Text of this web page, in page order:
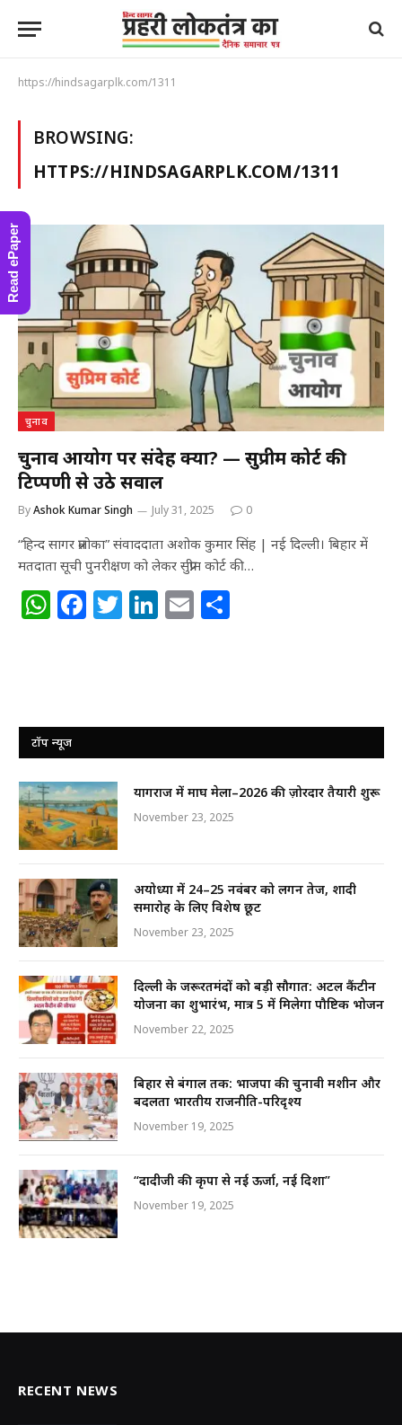
https://hindsagarplk.com/1311
BROWSING:
HTTPS://HINDSAGARPLK.COM/1311
चुनाव
चुनाव आयोग पर संदेह क्यों? — सुप्रीम कोर्ट की
टिप्पणी से उठे सवाल
ByAshok Kumar Singh July 31, 2025 0
“हिन्द सागर प्रलोका” संवाददाता अशोक कुमार सिंह | नई दिल्ली। बिहार में
मतदाता सूची पुनरीक्षण को लेकर सुप्रीम कोर्ट की…
W
h
A
p
p
F
a
b
o
k
T
w
r
Li
n
dI
E
m
टॉप न्यूज
प्रयागराज में माघ मेला–2026 की ज़ोरदार तैयारी शुरू
November 23, 2025
अयोध्या में 24–25 नवंबर को लगन तेज, शादी
समारोह के लिए विशेष छूट
November 23, 2025
दिल्ली के जरूरतमंदों को बड़ी सौगात: अटल कैंटीन
योजना का शुभारंभ, मात्र ₹5 में मिलेगा पौष्टिक भोजन
November 22, 2025
बिहार से बंगाल तक: भाजपा की चुनावी मशीन और
बदलता भारतीय राजनीति-परिदृश्य
November 19, 2025
“दादीजी की कृपा से नई ऊर्जा, नई दिशा”
November 19, 2025
RECENT NEWS
Read ePaper